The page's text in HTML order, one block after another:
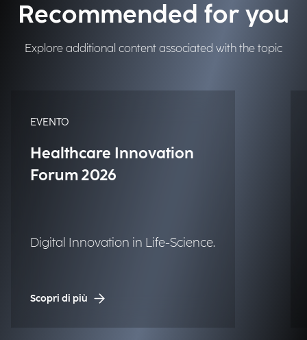
Recommended for you
Explore additional content associated with the topic
EVENTO
Healthcare Innovation
Forum 2026
Digital Innovation in Life-Science.
Scopri di più